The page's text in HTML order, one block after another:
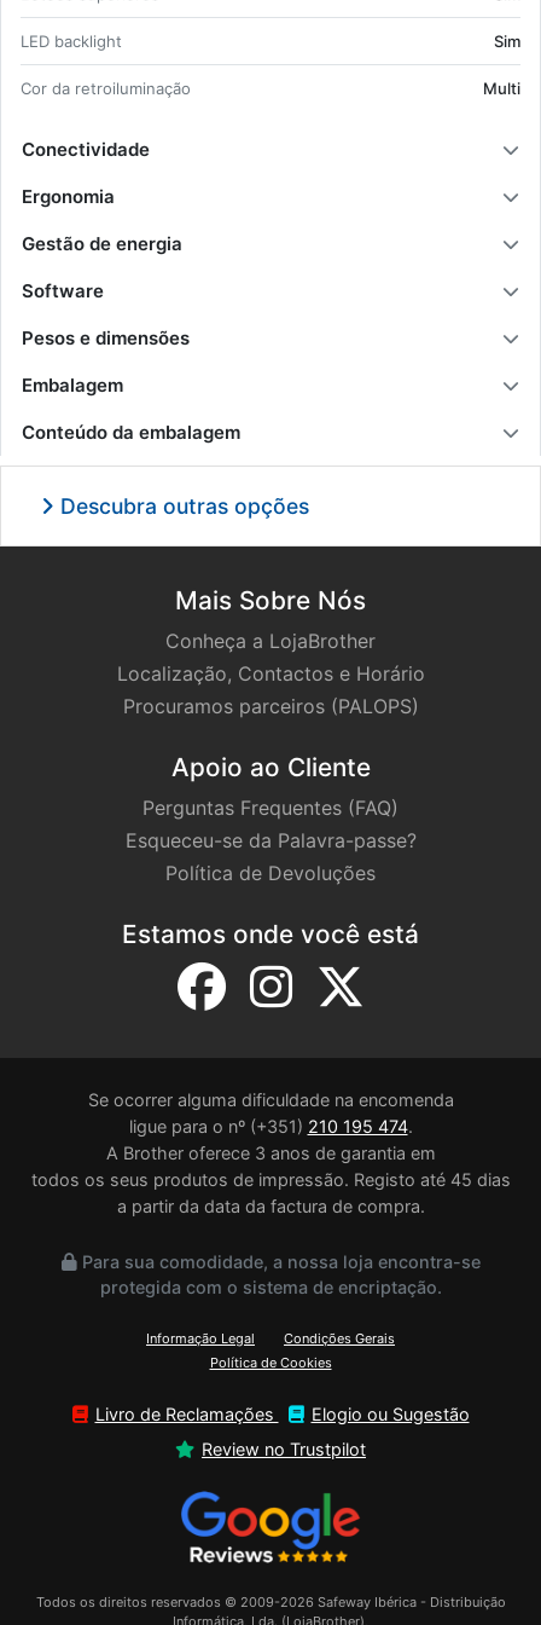
LED bac­klight Sim
Cor da re­troi­lu­mi­nação Multi
Conectividade
Ergonomia
Gestão de energia
Software
Pesos e dimensões
Embalagem
Conteúdo da embalagem
Descubra outras opções
Mais Sobre Nós
Conheça a LojaBrother
Localização, Contactos e Horário
Procuramos parceiros (PALOPS)
Apoio ao Cliente
Perguntas Frequentes (FAQ)
Esqueceu-se da Palavra-passe?
Política de Devoluções
Estamos onde você está
Se ocorrer alguma dificuldade na encomenda
ligue para o nº (+351) 210 195 474.
A Brother oferece 3 anos de garantia em
todos os seus produtos de impressão. Registo até 45 dias
a partir da data da factura de compra.
Para sua comodidade, a nossa loja encontra-se
protegida com o sistema de encriptação.
Informação Legal
Condições Gerais
Política de Cookies
Livro de Reclamações
Elogio ou Sugestão
Review no Trustpilot
Todos os direitos reservados © 2009-2026 Safeway Ibérica - Distribuição